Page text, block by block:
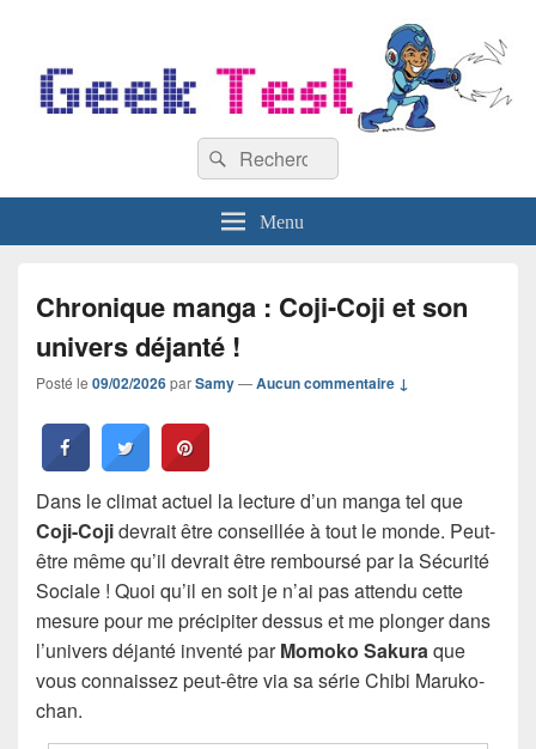
Recherche :
Rechercher
Menu
Chronique manga : Coji-Coji et son
univers déjanté !
Posté le 09/02/2026parSamy—Aucun commentaire ↓
Dans le climat actuel la lecture d’un manga tel que
Coji-Cojidevrait être conseillée à tout le monde. Peut-
être même qu’il devrait être remboursé par la Sécurité
Sociale ! Quoi qu’il en soit je n’ai pas attendu cette
mesure pour me précipiter dessus et me plonger dans
l’univers déjanté inventé parMomoko Sakuraque
vous connaissez peut-être via sa série Chibi Maruko-
chan.